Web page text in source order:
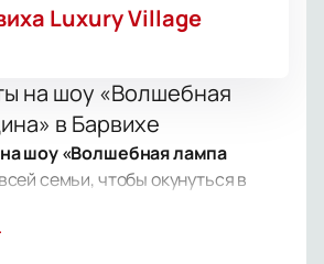
Luxury Village
на шоу «Волшебная
в Барвихе
шоу «Волшебная лампа
семьи, чтобы окунуться в
артистов, акробатов,